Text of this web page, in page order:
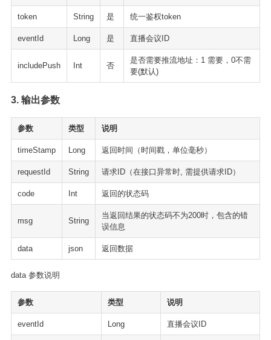
token String 是 统一鉴权token
eventId Long 是 直播会议ID
includePush Int 否
是否需要推流地址：1 需要，0不需
要(默认)
3. 输出参数
参数 类型 说明
timeStamp Long 返回时间（时间戳，单位毫秒）
requestId String 请求ID（在接口异常时, 需提供请求ID）
code Int 返回的状态码
msg String
当返回结果的状态码不为200时，包含的错
误信息
data json 返回数据
data 参数说明
参数 类型 说明
eventId Long 直播会议ID